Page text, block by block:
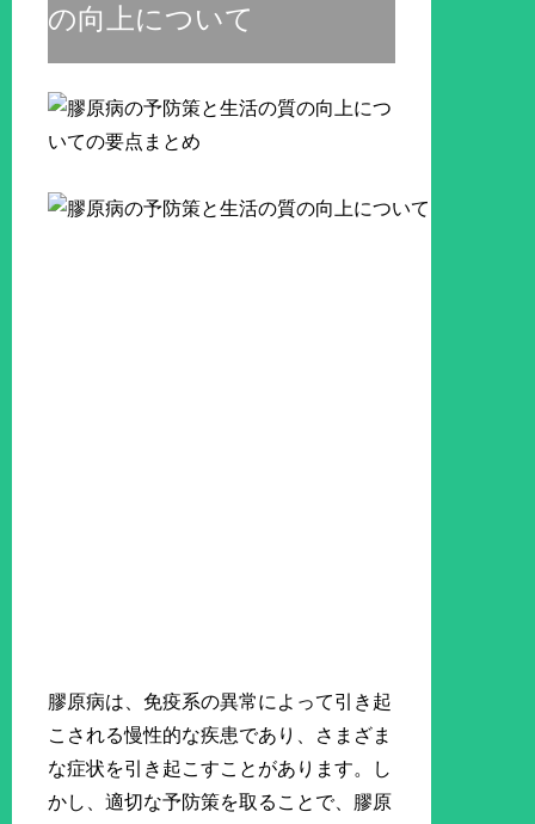
の向上について
膠原病は、免疫系の異常によって引き起
こされる慢性的な疾患であり、さまざま
な症状を引き起こすことがあります。し
かし、適切な予防策を取ることで、膠原